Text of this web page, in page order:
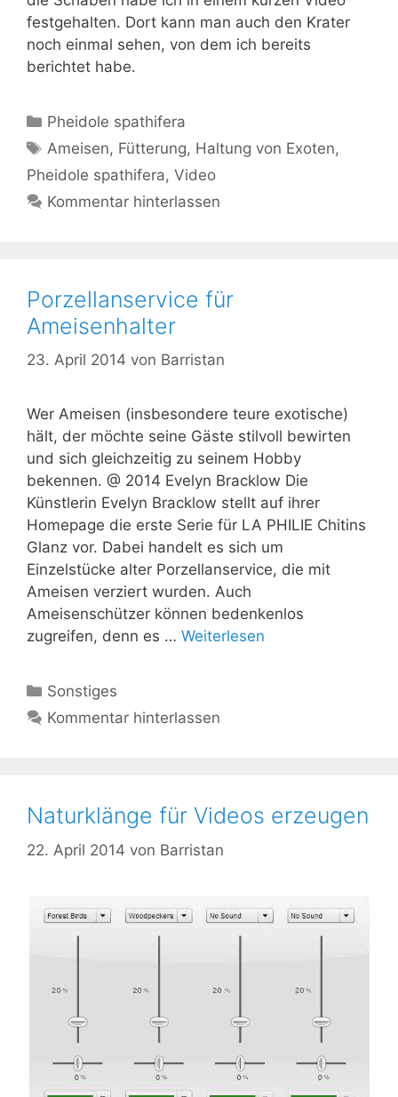
festgehalten. Dort kann man auch den Krater
noch einmal sehen, von dem ich bereits
berichtet habe.
Kategorien
Pheidole spathifera
Schlagwörter
Ameisen, Fütterung, Haltung von Exoten,
Pheidole spathifera, Video
Kommentar hinterlassen
Porzellanservice für
Ameisenhalter
23. April 2014 von Barristan
Wer Ameisen (insbesondere teure exotische)
hält, der möchte seine Gäste stilvoll bewirten
und sich gleichzeitig zu seinem Hobby
bekennen. @ 2014 Evelyn Bracklow Die
Künstlerin Evelyn Bracklow stellt auf ihrer
Homepage die erste Serie für LA PHILIE Chitins
Glanz vor. Dabei handelt es sich um
Einzelstücke alter Porzellanservice, die mit
Ameisen verziert wurden. Auch
Ameisenschützer können bedenkenlos
zugreifen, denn es … Weiterlesen
Kategorien
Sonstiges
Kommentar hinterlassen
Naturklänge für Videos erzeugen
22. April 2014 von Barristan